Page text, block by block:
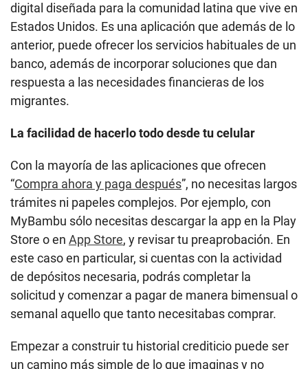
digital diseñada para la comunidad latina que vive en
Estados Unidos. Es una aplicación que además de lo
anterior, puede ofrecer los servicios habituales de un
banco, además de incorporar soluciones que dan
respuesta a las necesidades financieras de los
migrantes.
La facilidad de hacerlo todo desde tu celular
Con la mayoría de las aplicaciones que ofrecen
“Compra ahora y paga después”, no necesitas largos
trámites ni papeles complejos. Por ejemplo, con
MyBambu sólo necesitas descargar la app en la Play
Store o en App Store, y revisar tu preaprobación. En
este caso en particular, si cuentas con la actividad
de depósitos necesaria, podrás completar la
solicitud y comenzar a pagar de manera bimensual o
semanal aquello que tanto necesitabas comprar.
Empezar a construir tu historial crediticio puede ser
un camino más simple de lo que imaginas y no